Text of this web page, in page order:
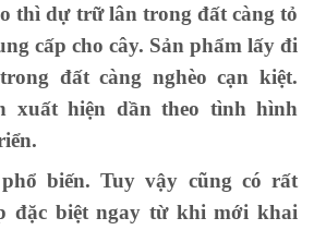
thì dự trữ lân trong đất càng tỏ
cấp cho cây. Sản phẩm lấy đi
đất càng nghèo cạn kiệt.
xuất hiện dần theo tình hình
biến. Tuy vậy cũng có rất
đặc biệt ngay từ khi mới khai